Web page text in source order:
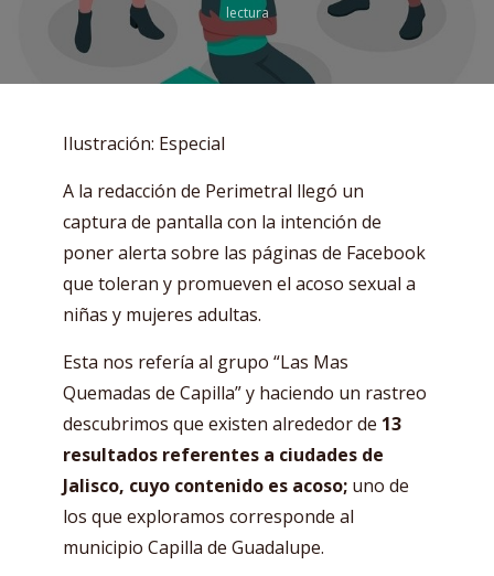
lectura
Ilustración: Especial
A la redacción de Perimetral llegó un
captura de pantalla con la intención de
poner alerta sobre las páginas de Facebook
que toleran y promueven el acoso sexual a
niñas y mujeres adultas.
Esta nos refería al grupo “Las Mas
Quemadas de Capilla” y haciendo un rastreo
descubrimos que existen alrededor de 13
resultados referentes a ciudades de
Jalisco, cuyo contenido es acoso; uno de
los que exploramos corresponde al
municipio Capilla de Guadalupe.